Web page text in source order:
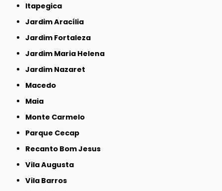
Itapegica
Jardim Aracília
Jardim Fortaleza
Jardim Maria Helena
Jardim Nazaret
Macedo
Maia
Monte Carmelo
Parque Cecap
Recanto Bom Jesus
Vila Augusta
Vila Barros